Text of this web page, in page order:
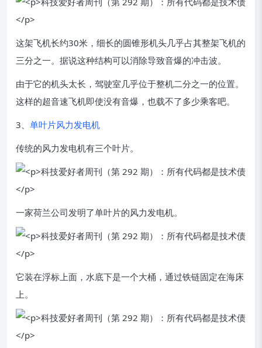
这架飞机长约30米，细长的圆锥形机头几乎占其整架飞机的
三分之一。据说这种结构可以消除导致音爆的冲击波。
由于它的机头太长，驾驶室几乎位于整机二分之一的位置。
这样的超音速飞机即使没有音爆，也载不了多少乘客吧。
3、 单叶片风力发电机
传统的风力发电机有三个叶片。
一家荷兰公司发明了单叶片的风力发电机。
它装在浮标上面，水底下是一个大桶，通过铁链固定在海床
上。